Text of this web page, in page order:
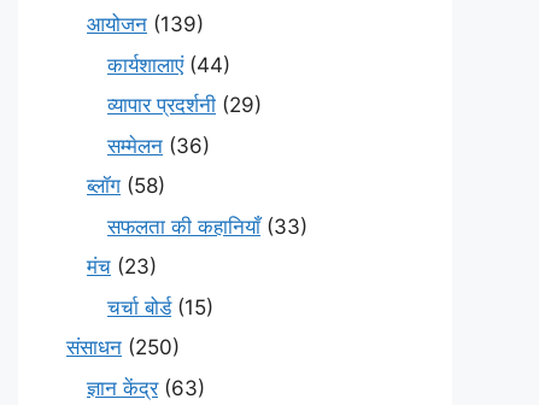
आयोजन (139)
कार्यशालाएं(44)
व्यापार प्रदर्शनी (29)
सम्मेलन (36)
ब्लॉग (58)
सफलता की कहानियाँ(33)
मंच (23)
चर्चा बोर्ड(15)
संसाधन (250)
ज्ञान केंद्र(63)